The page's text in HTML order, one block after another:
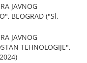
JAVNOG
BEOGRAD ("Sl.
JAVNOG
TEHNOLOGIJE",